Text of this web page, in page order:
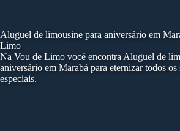
Aluguel de limousine para aniversário em
Limo
Na Vou de Limo você encontra Aluguel de
aniversário em Marabá para eternizar todos os
especiais.